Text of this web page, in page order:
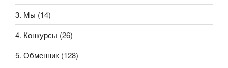
3. Мы (14)
4. Конкурсы (26)
5. Обменник (128)